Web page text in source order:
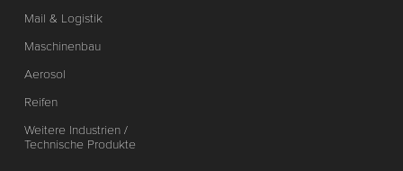
Mail & Logistik
Maschinenbau
Aerosol
Reifen
Weitere Industrien /
Technische Produkte